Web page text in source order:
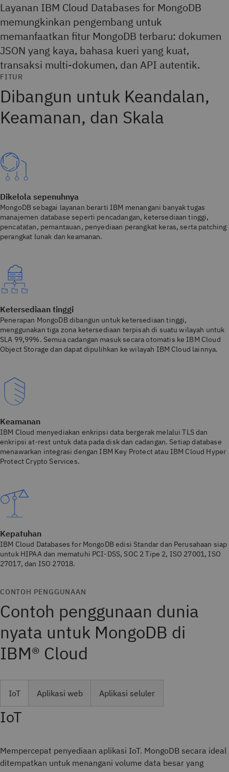
Layanan IBM Cloud Databases for MongoDB
memungkinkan pengembang untuk
memanfaatkan fitur MongoDB terbaru: dokumen
JSON yang kaya, bahasa kueri yang kuat,
transaksi multi-dokumen, dan API autentik.
FITUR
Dibangun untuk Keandalan,
Keamanan, dan Skala
Dikelola sepenuhnya
MongoDB sebagai layanan berarti IBM menangani banyak tugas
manajemen database seperti pencadangan, ketersediaan tinggi,
pencatatan, pemantauan, penyediaan perangkat keras, serta patching
perangkat lunak dan keamanan.
Ketersediaan tinggi
Penerapan MongoDB dibangun untuk ketersediaan tinggi,
menggunakan tiga zona ketersediaan terpisah di suatu wilayah untuk
SLA 99,99%. Semua cadangan masuk secara otomatis ke IBM Cloud
Object Storage dan dapat dipulihkan ke wilayah IBM Cloud lainnya.
Keamanan
IBM Cloud menyediakan enkripsi data bergerak melalui TLS dan
enkripsi at-rest untuk data pada disk dan cadangan. Setiap database
menawarkan integrasi dengan IBM Key Protect atau IBM Cloud Hyper
Protect Crypto Services.
Kepatuhan
IBM Cloud Databases for MongoDB edisi Standar dan Perusahaan siap
untuk HIPAA dan mematuhi PCI-DSS, SOC 2 Tipe 2, ISO 27001, ISO
27017, dan ISO 27018.
CONTOH PENGGUNAAN
Contoh penggunaan dunia
nyata untuk MongoDB di
IBM® Cloud
IoT Aplikasi web Aplikasi seluler
IoT
Mempercepat penyediaan aplikasi IoT. MongoDB secara ideal
ditempatkan untuk menangani volume data besar yang